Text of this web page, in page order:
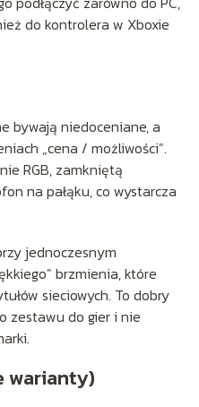
do kontrolera w Xboxie
bywają niedoceniane, a
„cena / możliwości”.
RGB, zamkniętą
na pałąku, co wystarcza
jednoczesnym
brzmienia, które
sieciowych. To dobry
zestawu do gier i nie
warianty)